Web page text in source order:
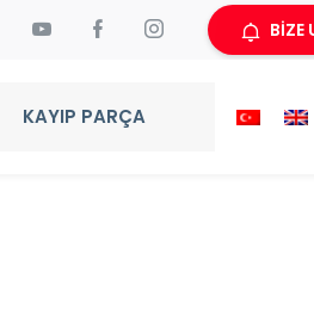
BİZE
KAYIP PARÇA